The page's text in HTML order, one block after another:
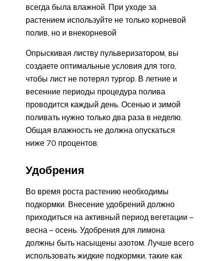
всегда была влажной. При уходе за
растением используйте не только корневой
полив, но и внекорневой
Опрыскивая листву пульверизатором, вы
создаете оптимальные условия для того,
чтобы лист не потерял тургор. В летние и
весенние периоды процедура полива
проводится каждый день. Осенью и зимой
поливать нужно только два раза в неделю.
Общая влажность не должна опускаться
ниже 70 процентов.
Удобрения
Во время роста растению необходимы
подкормки. Внесение удобрений должно
приходиться на активный период вегетации –
весна – осень. Удобрения для лимона
должны быть насыщены азотом. Лучше всего
использовать жидкие подкормки, такие как